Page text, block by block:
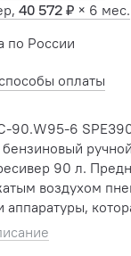
90.W95-6
90 л.
воздухом
аппаратуры,
автосервисах и
Низкий
40 572 ₽ × 6 мес.
по России
оплаты